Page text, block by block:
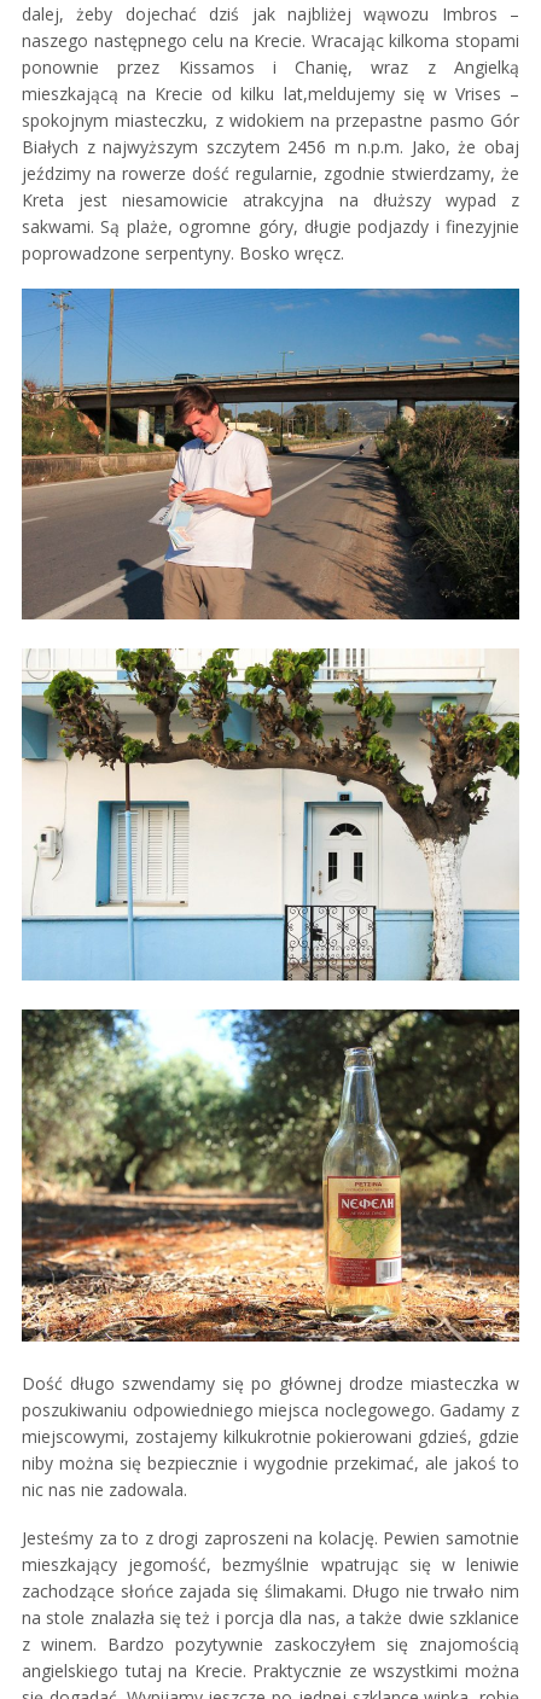
dalej, żeby dojechać dziś jak najbliżej wąwozu Imbros –
naszego następnego celu na Krecie. Wracając kilkoma stopami
ponownie przez Kissamos i Chanię, wraz z Angielką
mieszkającą na Krecie od kilku lat,meldujemy się w Vrises –
spokojnym miasteczku, z widokiem na przepastne pasmo Gór
Białych z najwyższym szczytem 2456 m n.p.m. Jako, że obaj
jeździmy na rowerze dość regularnie, zgodnie stwierdzamy, że
Kreta jest niesamowicie atrakcyjna na dłuższy wypad z
sakwami. Są plaże, ogromne góry, długie podjazdy i finezyjnie
poprowadzone serpentyny. Bosko wręcz.
Dość długo szwendamy się po głównej drodze miasteczka w
poszukiwaniu odpowiedniego miejsca noclegowego. Gadamy z
miejscowymi, zostajemy kilkukrotnie pokierowani gdzieś, gdzie
niby można się bezpiecznie i wygodnie przekimać, ale jakoś to
nic nas nie zadowala.
Jesteśmy za to z drogi zaproszeni na kolację. Pewien samotnie
mieszkający jegomość, bezmyślnie wpatrując się w leniwie
zachodzące słońce zajada się ślimakami. Długo nie trwało nim
na stole znalazła się też i porcja dla nas, a także dwie szklanice
z winem. Bardzo pozytywnie zaskoczyłem się znajomością
angielskiego tutaj na Krecie. Praktycznie ze wszystkimi można